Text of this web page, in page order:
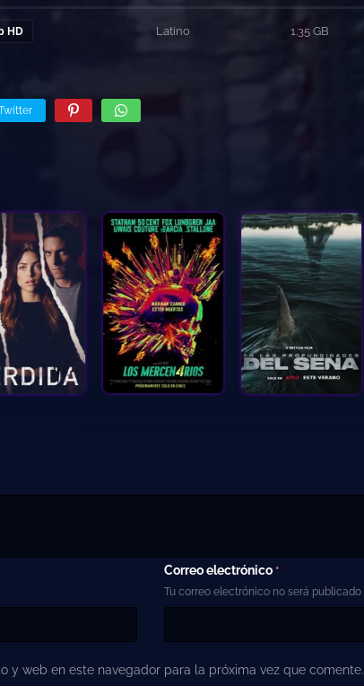
HD Latino 1.35 GB
Correo electrónico *
Tu correo electrónico no será publicado
y web en este navegador para la próxima vez que comente.